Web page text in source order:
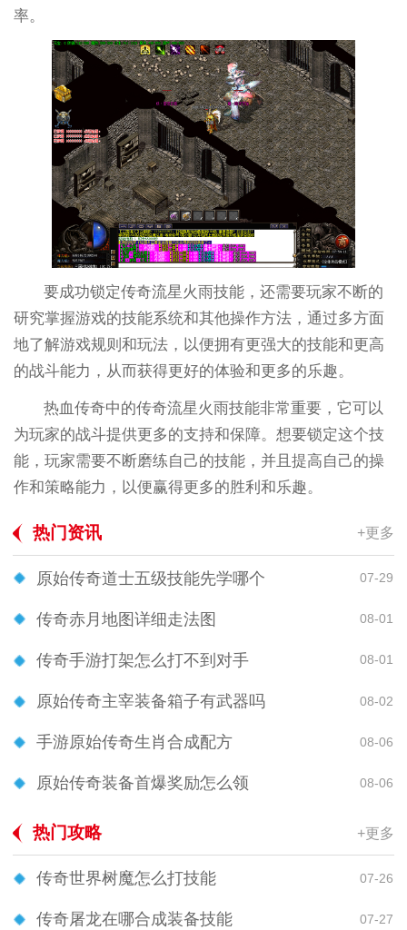
率。
要成功锁定传奇流星火雨技能，还需要玩家不断的
研究掌握游戏的技能系统和其他操作方法，通过多方面
地了解游戏规则和玩法，以便拥有更强大的技能和更高
的战斗能力，从而获得更好的体验和更多的乐趣。
热血传奇中的传奇流星火雨技能非常重要，它可以
为玩家的战斗提供更多的支持和保障。想要锁定这个技
能，玩家需要不断磨练自己的技能，并且提高自己的操
作和策略能力，以便赢得更多的胜利和乐趣。
热门资讯 +更多
原始传奇道士五级技能先学哪个 07-29
传奇赤月地图详细走法图 08-01
传奇手游打架怎么打不到对手 08-01
原始传奇主宰装备箱子有武器吗 08-02
手游原始传奇生肖合成配方 08-06
原始传奇装备首爆奖励怎么领 08-06
热门攻略 +更多
传奇世界树魔怎么打技能 07-26
传奇屠龙在哪合成装备技能 07-27